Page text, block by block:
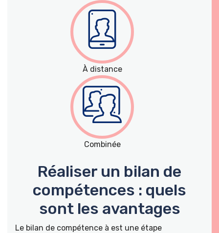
À distance
Combinée
Réaliser un bilan de
compétences : quels
sont les avantages
Le bilan de compétence à est une étape